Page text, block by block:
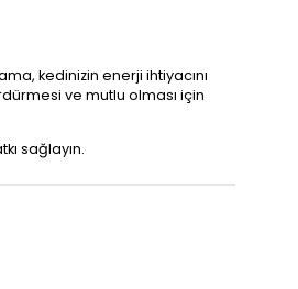
kedinizin enerji ihtiyacını
ve mutlu olması için
sağlayın.